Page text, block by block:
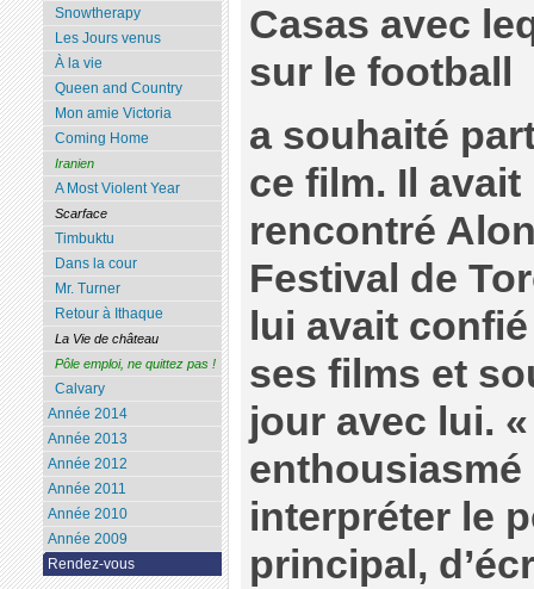
Casas avec
sur le football
a souhaité
ce film. Il avait
rencontré
Festival de
lui avait
ses films et
jour avec lui. «
enthousiasmé
interpréter le
principal,
Snowtherapy
Les Jours venus
À la vie
Queen and Country
Mon amie Victoria
Coming Home
Iranien
A Most Violent Year
Scarface
Timbuktu
Dans la cour
Mr. Turner
Retour à Ithaque
La Vie de château
Pôle emploi, ne quittez pas !
Calvary
Année 2014
Année 2013
Année 2012
Année 2011
Année 2010
Année 2009
Rendez-vous